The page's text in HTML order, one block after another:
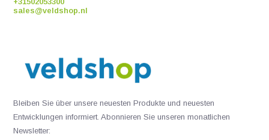
sales@veldshop.nl
Bleiben Sie über unsere neuesten Produkte und neuesten
Entwicklungen informiert. Abonnieren Sie unseren monatlichen
Newsletter: